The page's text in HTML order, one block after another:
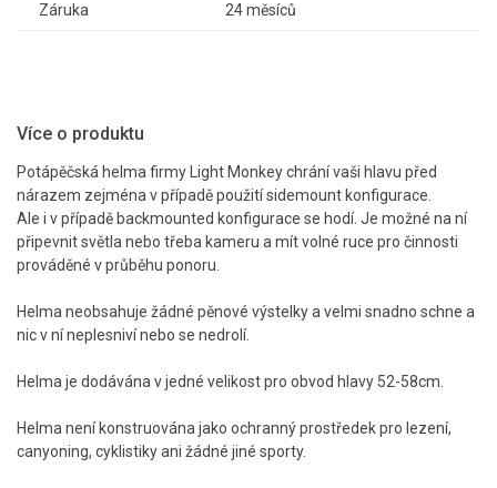
Záruka 24 měsíců
Více o produktu
Potápěčská helma firmy Light Monkey chrání vaši hlavu před
nárazem zejména v případě použití sidemount konfigurace.
Ale i v případě backmounted konfigurace se hodí. Je možné na ní
připevnit světla nebo třeba kameru a mít volné ruce pro činnosti
prováděné v průběhu ponoru.
Helma neobsahuje žádné pěnové výstelky a velmi snadno schne a
nic v ní neplesniví nebo se nedrolí.
Helma je dodávána v jedné velikost pro obvod hlavy 52-58cm.
Helma není konstruována jako ochranný prostředek pro lezení,
canyoning, cyklistiky ani žádné jiné sporty.